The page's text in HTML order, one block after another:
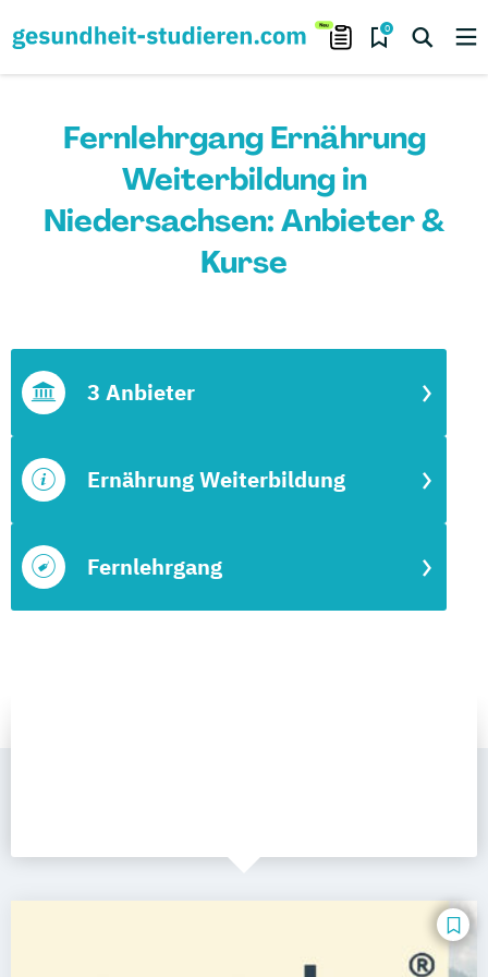
0
Fernlehrgang Ernährung
Weiterbildung in
Niedersachsen: Anbieter &
Kurse
Fernlehrgang
Ernährung Weiterbildung
3 Anbieter